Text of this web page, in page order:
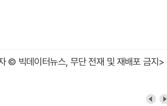
© 빅데이터뉴스, 무단 전재 및 재배포 금지>